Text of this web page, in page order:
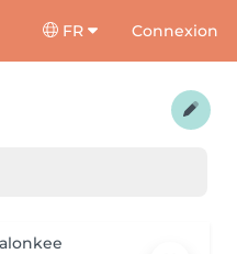
FR Connexion